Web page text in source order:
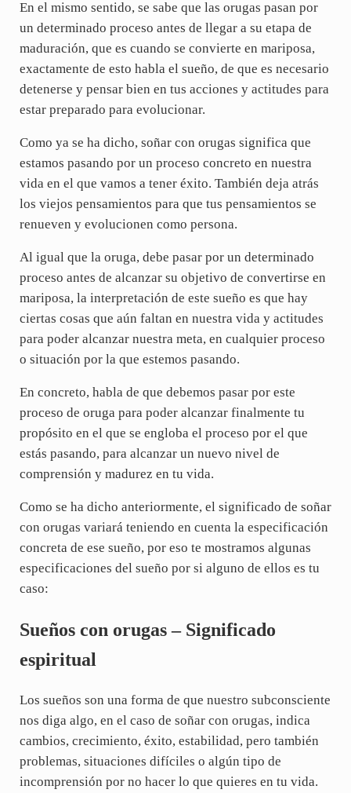
En el mismo sentido, se sabe que las orugas pasan por
un determinado proceso antes de llegar a su etapa de
maduración, que es cuando se convierte en mariposa,
exactamente de esto habla el sueño, de que es necesario
detenerse y pensar bien en tus acciones y actitudes para
estar preparado para evolucionar.
Como ya se ha dicho, soñar con orugas significa que
estamos pasando por un proceso concreto en nuestra
vida en el que vamos a tener éxito. También deja atrás
los viejos pensamientos para que tus pensamientos se
renueven y evolucionen como persona.
Al igual que la oruga, debe pasar por un determinado
proceso antes de alcanzar su objetivo de convertirse en
mariposa, la interpretación de este sueño es que hay
ciertas cosas que aún faltan en nuestra vida y actitudes
para poder alcanzar nuestra meta, en cualquier proceso
o situación por la que estemos pasando.
En concreto, habla de que debemos pasar por este
proceso de oruga para poder alcanzar finalmente tu
propósito en el que se engloba el proceso por el que
estás pasando, para alcanzar un nuevo nivel de
comprensión y madurez en tu vida.
Como se ha dicho anteriormente, el significado de soñar
con orugas variará teniendo en cuenta la especificación
concreta de ese sueño, por eso te mostramos algunas
especificaciones del sueño por si alguno de ellos es tu
caso:
Sueños con orugas – Significado
espiritual
Los sueños son una forma de que nuestro subconsciente
nos diga algo, en el caso de soñar con orugas, indica
cambios, crecimiento, éxito, estabilidad, pero también
problemas, situaciones difíciles o algún tipo de
incomprensión por no hacer lo que quieres en tu vida.